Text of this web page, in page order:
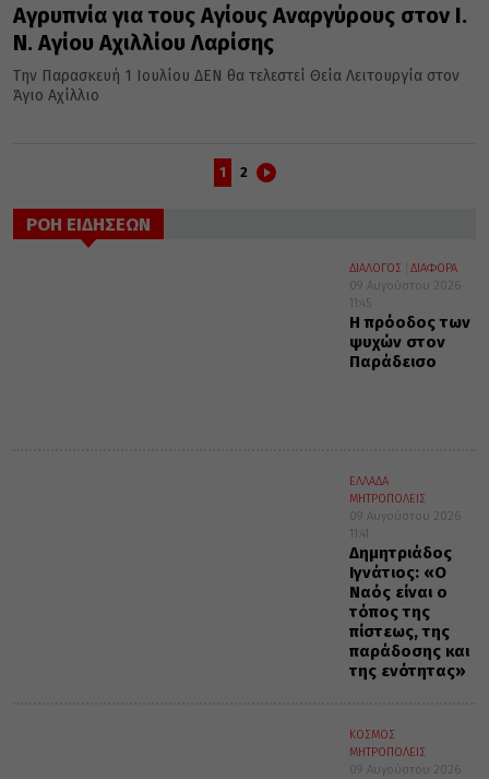
Αγρυπνία για τους Αγίους Αναργύρους στον Ι.
Ν. Αγίου Αχιλλίου Λαρίσης
Την Παρασκευή 1 Ιουλίου ΔΕΝ θα τελεστεί Θεία Λειτουργία στον
Άγιο Αχίλλιο
1 2
ΡΟΗ ΕΙΔΗΣΕΩΝ
ΔΙΑΛΟΓΟΣ
ΔΙΑΦΟΡΑ
09 Αυγούστου 2026
11:45
Η πρόοδος των
ψυχών στον
Παράδεισο
ΕΛΛΑΔΑ
ΜΗΤΡΟΠΟΛΕΙΣ
09 Αυγούστου 2026
11:41
Δημητριάδος
Ιγνάτιος: «Ο
Ναός είναι ο
τόπος της
πίστεως, της
παράδοσης και
της ενότητας»
ΚΟΣΜΟΣ
ΜΗΤΡΟΠΟΛΕΙΣ
09 Αυγούστου 2026